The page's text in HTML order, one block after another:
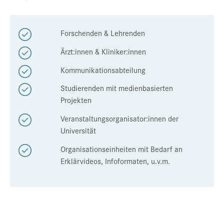
Presse
Jobs
Kontakt
Datenschutz
Service-Links
de |
Forschenden & Lehrenden
Ärzt:innen & Kliniker:innen
Kommunikationsabteilung
Studierenden mit medienbasierten
Projekten
Veranstaltungsorganisator:innen der
Universität
Organisationseinheiten mit Bedarf an
Erklärvideos, Infoformaten, u.v.m.